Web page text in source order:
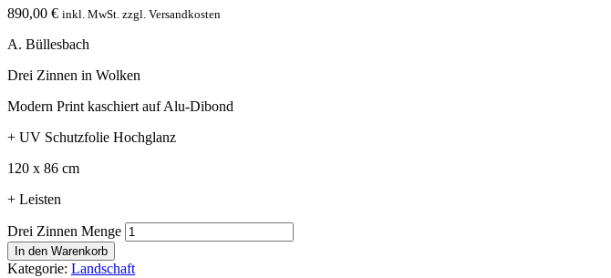
890,00 € inkl. MwSt. zzgl. Versandkosten
A. Büllesbach
Drei Zinnen in Wolken
Modern Print kaschiert auf Alu-Dibond
+ UV Schutzfolie Hochglanz
120 x 86 cm
+ Leisten
Drei Zinnen Menge
In den Warenkorb
Kategorie: Landschaft